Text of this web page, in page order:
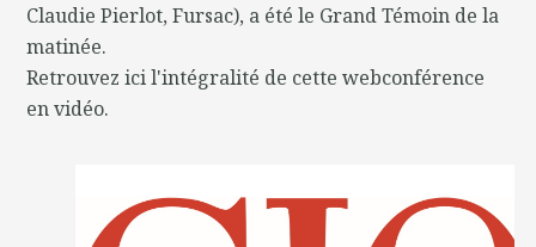
Claudie Pierlot, Fursac), a été le Grand Témoin de la
matinée.
Retrouvez ici l'intégralité de cette webconférence
en vidéo.